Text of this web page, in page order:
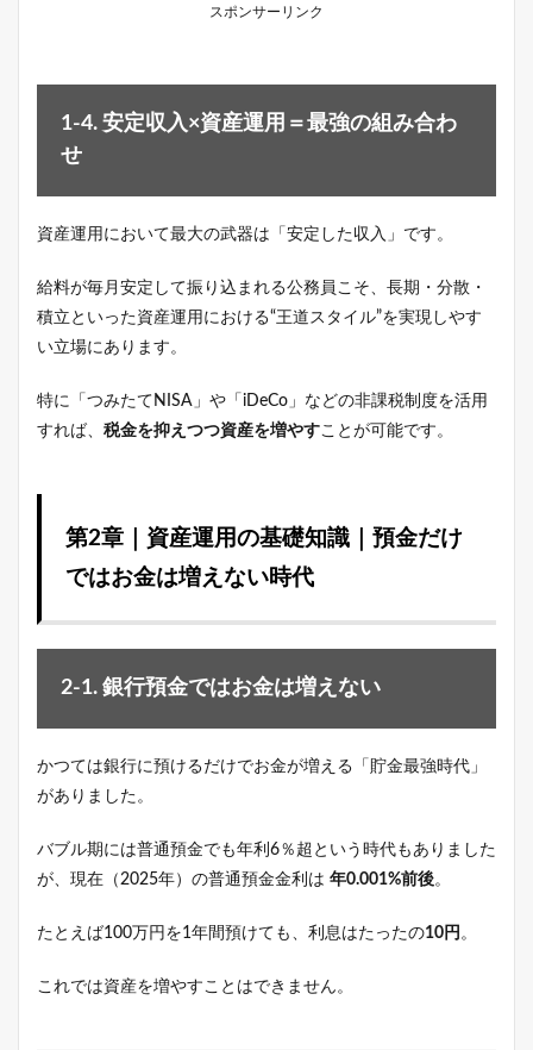
スポンサーリンク
1-4. 安定収入×資産運用＝最強の組み合わ
せ
資産運用において最大の武器は「安定した収入」です。
給料が毎月安定して振り込まれる公務員こそ、長期・分散・
積立といった資産運用における“王道スタイル”を実現しやす
い立場にあります。
特に「つみたてNISA」や「iDeCo」などの非課税制度を活用
すれば、 税金を抑えつつ資産を増やすことが可能です。
第2章｜資産運用の基礎知識｜預金だけ
ではお金は増えない時代
2-1. 銀行預金ではお金は増えない
かつては銀行に預けるだけでお金が増える「貯金最強時代」
がありました。
バブル期には普通預金でも年利6％超という時代もありました
が、現在（2025年）の普通預金金利は 年0.001%前後。
たとえば100万円を1年間預けても、利息はたったの10円 。
これでは資産を増やすことはできません。